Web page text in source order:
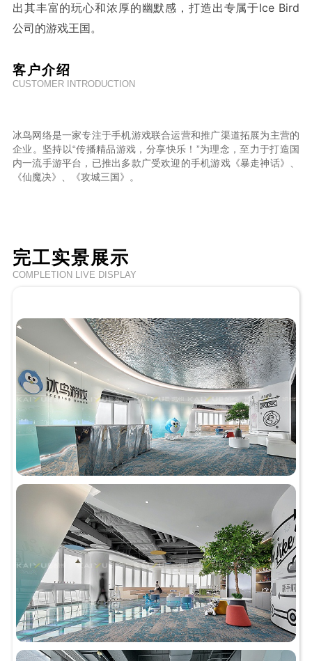
出其丰富的玩心和浓厚的幽默感，打造出专属于Ice Bird
公司的游戏王国。
客户介绍
CUSTOMER INTRODUCTION
冰鸟网络是一家专注于手机游戏联合运营和推广渠道拓展为主营的
企业。坚持以“传播精品游戏，分享快乐！”为理念，至力于打造国
内一流手游平台，已推出多款广受欢迎的手机游戏《暴走神话》、
《仙魔决》、《攻城三国》。
完工实景展示
COMPLETION LIVE DISPLAY